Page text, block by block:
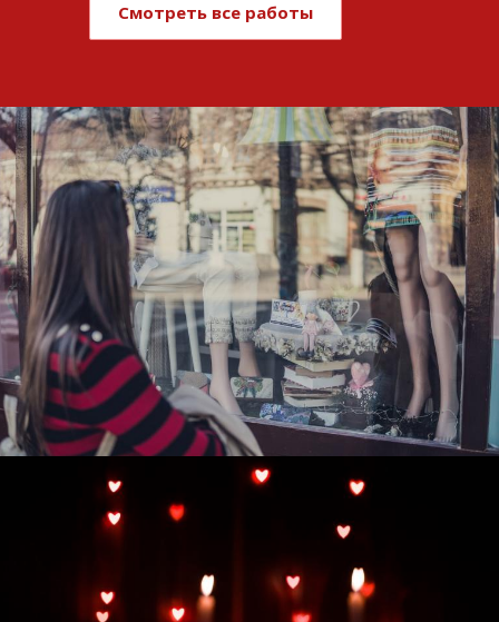
Смотреть все работы
Развитие и поддержка интернет-
витрины StepClub
Смотреть проект